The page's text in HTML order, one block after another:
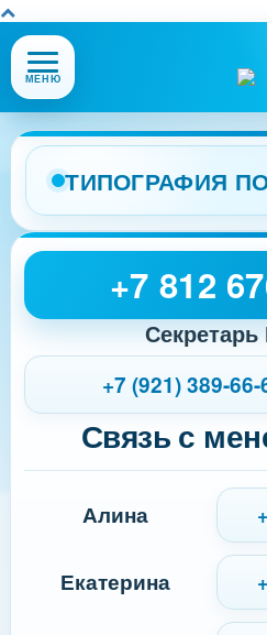
Открыть
или
меню
сайта
МЕНЮ
ТИПОГРАФИЯ
+7 812
+7 (921) 389-
Связь с
Алина
Екатерина